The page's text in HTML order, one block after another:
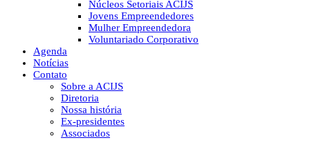
Núcleos Setoriais ACIJS
Jovens Empreendedores
Mulher Empreendedora
Voluntariado Corporativo
Agenda
Notícias
Contato
Sobre a ACIJS
Diretoria
Nossa história
Ex-presidentes
Associados